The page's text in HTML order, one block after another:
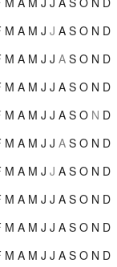
M A M J J A S O N D
M A M J J A S O N D
M A M J J A S O N D
M A M J J A S O N D
M A M J J A S O N D
M A M J J A S O N D
M A M J J A S O N D
M A M J J A S O N D
M A M J J A S O N D